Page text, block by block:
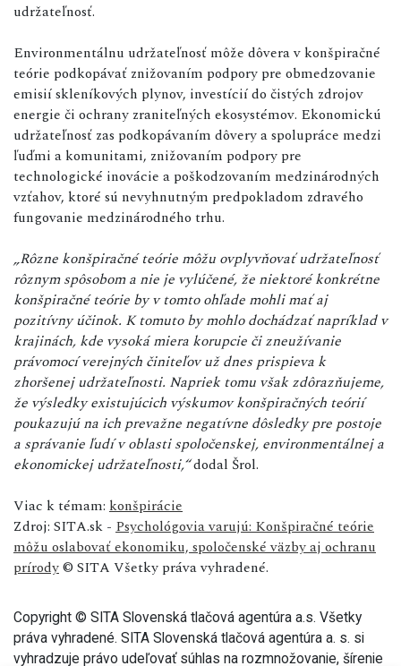
udržateľnosť.
Environmentálnu udržateľnosť môže dôvera v konšpiračné
teórie podkopávať znižovaním podpory pre obmedzovanie
emisií skleníkových plynov, investícií do čistých zdrojov
energie či ochrany zraniteľných ekosystémov. Ekonomickú
udržateľnosť zas podkopávaním dôvery a spolupráce medzi
ľuďmi a komunitami, znižovaním podpory pre
technologické inovácie a poškodzovaním medzinárodných
vzťahov, ktoré sú nevyhnutným predpokladom zdravého
fungovanie medzinárodného trhu.
„Rôzne konšpiračné teórie môžu ovplyvňovať udržateľnosť
rôznym spôsobom a nie je vylúčené, že niektoré konkrétne
konšpiračné teórie by v tomto ohľade mohli mať aj
pozitívny účinok. K tomuto by mohlo dochádzať napríklad v
krajinách, kde vysoká miera korupcie či zneužívanie
právomocí verejných činiteľov už dnes prispieva k
zhoršenej udržateľnosti. Napriek tomu však zdôrazňujeme,
že výsledky existujúcich výskumov konšpiračných teórií
poukazujú na ich prevažne negatívne dôsledky pre postoje
a správanie ľudí v oblasti spoločenskej, environmentálnej a
ekonomickej udržateľnosti,“dodal Šrol.
Viac k témam: konšpirácie
Zdroj: SITA.sk - Psychológovia varujú: Konšpiračné teórie
môžu oslabovať ekonomiku, spoločenské väzby aj ochranu
prírody© SITA Všetky práva vyhradené.
Copyright © SITA Slovenská tlačová agentúra a.s. Všetky
práva vyhradené. SITA Slovenská tlačová agentúra a. s. si
vyhradzuje právo udeľovať súhlas na rozmnožovanie, šírenie